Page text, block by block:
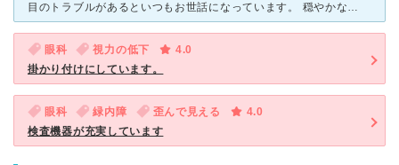
目のトラブルがあるといつもお世話になっています。 穏やかな先生で的確な処置をしてくださいます。 目に傷がついたことがあり、一時的に眼鏡を勧められましたが、仕事上コンタクトでないといけないと伝えると
眼科 視力の低下
4.0
掛かり付けにしています。
眼科 緑内障 歪んで見える
4.0
検査機器が充実しています